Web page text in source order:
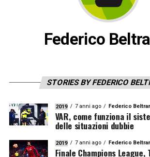
Federico
STORIES BY FEDERICO
2019 7 anni ago Federico
VAR, come funziona il
delle situazioni dubbie
2019 7 anni ago Federico
Finale Champions League,